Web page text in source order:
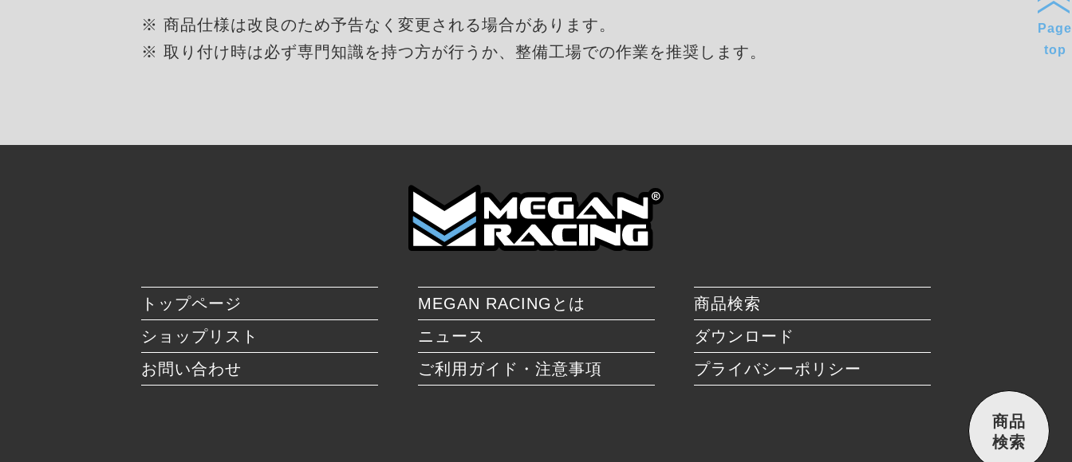
※ 商品仕様は改良のため予告なく変更される場合があります。
※ 取り付け時は必ず専門知識を持つ方が行うか、整備工場での作業を推奨します。
トップページ MEGAN RACINGとは
商品検索
ショップリスト
ニュース
ダウンロード
お問い合わせ
ご利用ガイド・注意事項 プライバシーポリシー
Page
top
商品
検索